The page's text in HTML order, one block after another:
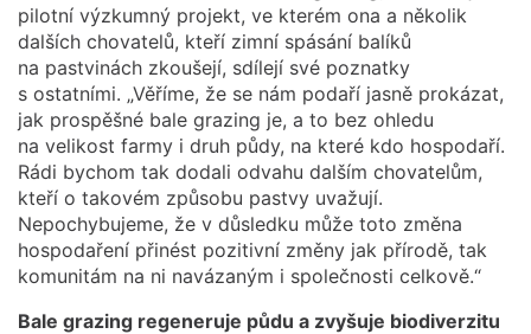
pilotní výzkumný projekt, ve kterém ona a několik
dalších chovatelů, kteří zimní spásání balíků
na pastvinách zkoušejí, sdílejí své poznatky
s ostatními. „Věříme, že se nám podaří jasně prokázat,
jak prospěšné bale grazing je, a to bez ohledu
na velikost farmy i druh půdy, na které kdo hospodaří.
Rádi bychom tak dodali odvahu dalším chovatelům,
kteří o takovém způsobu pastvy uvažují.
Nepochybujeme, že v důsledku může toto změna
hospodaření přinést pozitivní změny jak přírodě, tak
komunitám na ni navázaným i společnosti celkově.“
Bale grazing regeneruje půdu a zvyšuje biodiverzitu